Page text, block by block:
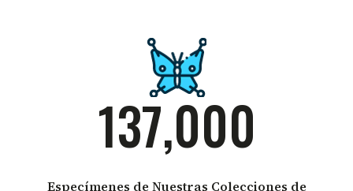
137,000
Especímenes de Nuestras Colecciones de